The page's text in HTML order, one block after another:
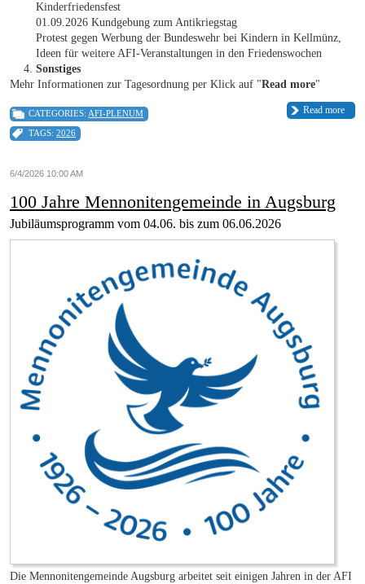
Kinderfriedensfest
01.09.2026 Kundgebung zum Antikriegstag
Protest gegen Werbung der Bundeswehr bei Kindern in Kellmünz,
Ideen für weitere AFI-Veranstaltungen in den Friedenswochen
Sonstiges
Mehr Informationen zur Tagesordnung per Klick auf "Read more"
Read more
CATEGORIES: AFI-PLENUM
TAGS: 2026
6/4/2026 10:00 AM
100 Jahre Mennonitengemeinde in Augsburg
Jubiläumsprogramm vom 04.06. bis zum 06.06.2026
Die Mennonitengemeinde Augsburg arbeitet seit einigen Jahren in der AFI